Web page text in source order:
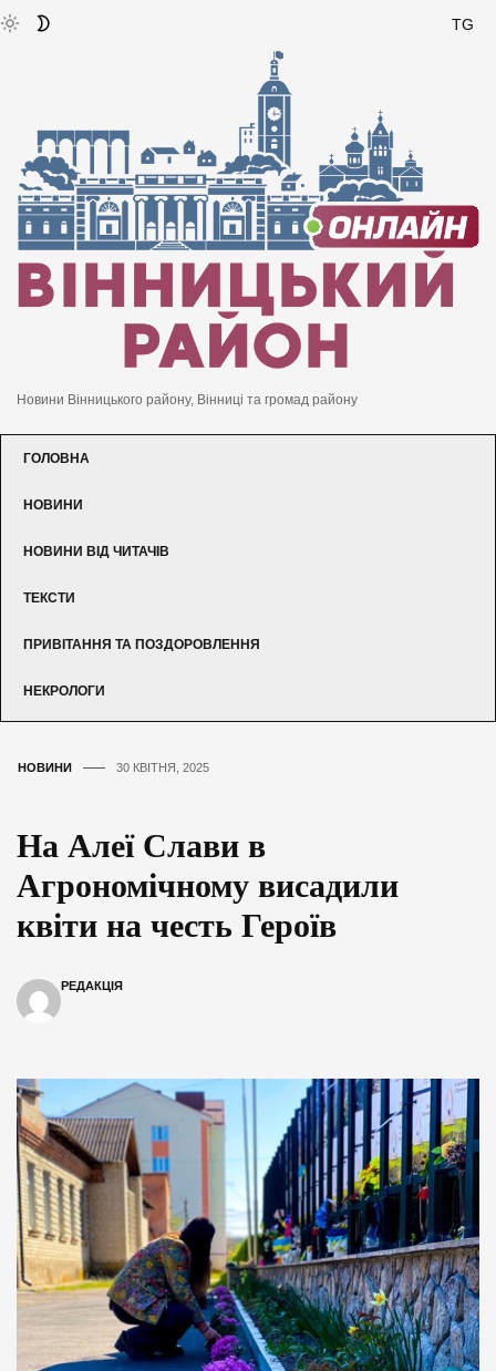
TG
Новини Вінницького району, Вінниці та громад району
ГОЛОВНА
НОВИНИ
НОВИНИ ВІД ЧИТАЧІВ
ТЕКСТИ
ПРИВІТАННЯ ТА ПОЗДОРОВЛЕННЯ
НЕКРОЛОГИ
НОВИНИ 30 КВІТНЯ, 2025
На Алеї Слави в
Агрономічному висадили
квіти на честь Героїв
РЕДАКЦІЯ